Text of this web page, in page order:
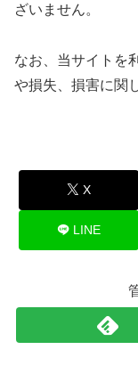
ざいません。
なお、当サイトを
や損失、損害に関
X
LINE